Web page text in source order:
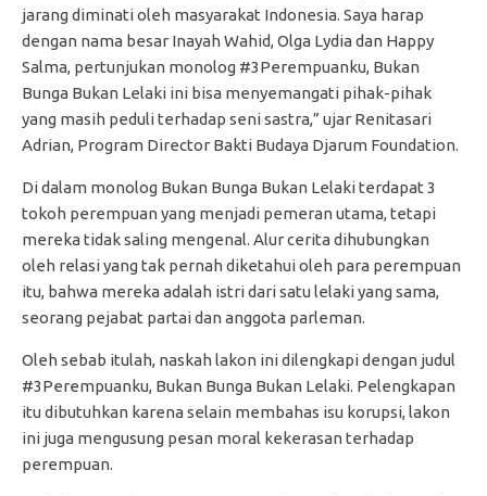
jarang diminati oleh masyarakat Indonesia. Saya harap
dengan nama besar Inayah Wahid, Olga Lydia dan Happy
Salma, pertunjukan monolog #3Perempuanku, Bukan
Bunga Bukan Lelaki ini bisa menyemangati pihak-pihak
yang masih peduli terhadap seni sastra,” ujar Renitasari
Adrian, Program Director Bakti Budaya Djarum Foundation.
Di dalam monolog Bukan Bunga Bukan Lelaki terdapat 3
tokoh perempuan yang menjadi pemeran utama, tetapi
mereka tidak saling mengenal. Alur cerita dihubungkan
oleh relasi yang tak pernah diketahui oleh para perempuan
itu, bahwa mereka adalah istri dari satu lelaki yang sama,
seorang pejabat partai dan anggota parleman.
Oleh sebab itulah, naskah lakon ini dilengkapi dengan judul
#3Perempuanku, Bukan Bunga Bukan Lelaki. Pelengkapan
itu dibutuhkan karena selain membahas isu korupsi, lakon
ini juga mengusung pesan moral kekerasan terhadap
perempuan.